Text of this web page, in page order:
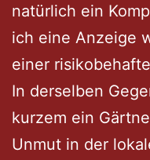
natürlich ein
ich eine Anzeige
einer
In derselben
kurzem ein
Unmut in der